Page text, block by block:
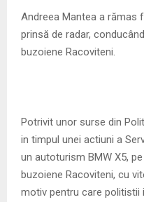
E
U
Andreea Mantea a rămas
prinsă de radar,
buzoiene Racoviteni.
Potrivit unor surse din
in timpul unei actiuni a
un autoturism BMW X5,
buzoiene Racoviteni, cu
motiv pentru care politistii